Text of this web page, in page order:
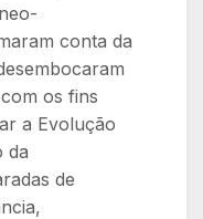
conta da
os fins
a Evolução
da
de